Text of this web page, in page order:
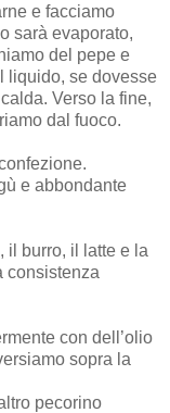
e facciamo
sarà evaporato,
del pepe e
liquido, se dovesse
Verso la fine,
dal fuoco.
e abbondante
il burro, il latte e la
consistenza
con dell’olio
sopra la
pecorino